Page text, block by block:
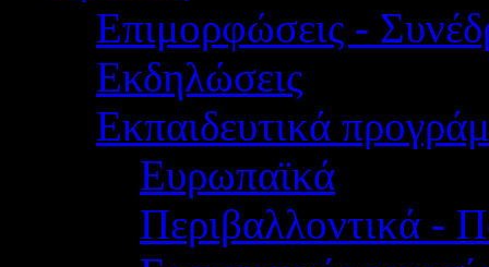
Επιμορφώσεις -
Εκδηλώσεις
Εκπαιδευτικά
Ευρωπαϊκά
Περιβαλλοντικά -